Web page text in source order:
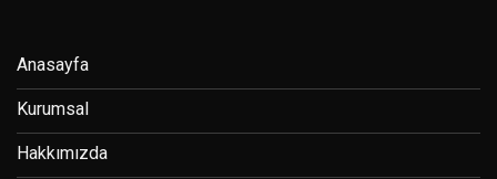
Anasayfa
Kurumsal
Hakkımızda